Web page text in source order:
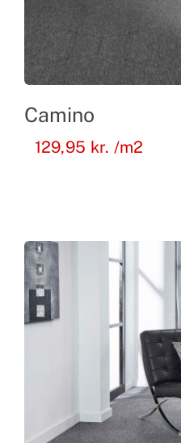
Camino
129,95 kr. /m2